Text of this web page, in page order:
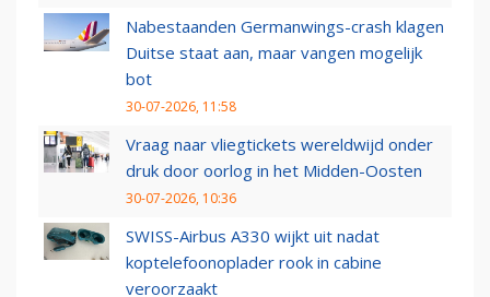
Nabestaanden Germanwings-crash klagen
Duitse staat aan, maar vangen mogelijk
bot
30-07-2026, 11:58
Vraag naar vliegtickets wereldwijd onder
druk door oorlog in het Midden-Oosten
30-07-2026, 10:36
SWISS-Airbus A330 wijkt uit nadat
koptelefoonoplader rook in cabine
veroorzaakt